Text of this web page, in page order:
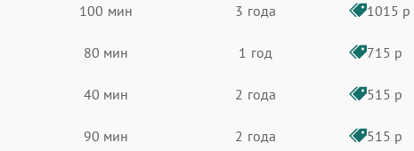
100 мин 3 года 1015 р
80 мин 1 год 715 р
40 мин 2 года 515 р
90 мин 2 года 515 р